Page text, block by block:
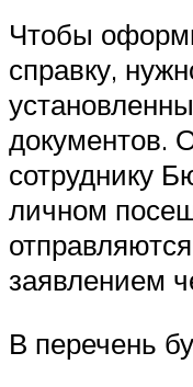
Чтобы
справку,
документов.
сотруднику
личном
заявлением
В перечень